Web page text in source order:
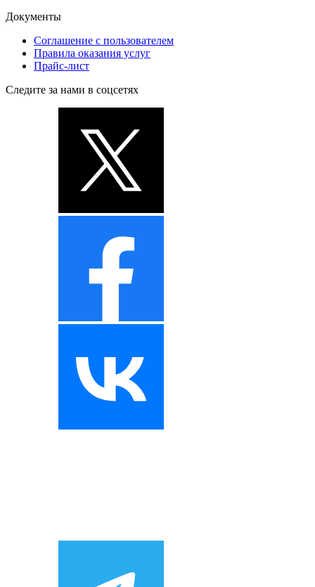
Документы
Соглашение с пользователем
Правила оказания услуг
Прайс-лист
Следите за нами в соцсетях